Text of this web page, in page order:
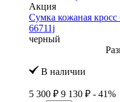
Акция
Сумка кожаная
66711j
черный
В наличии
5 300 ₽ 9 130 ₽ - 41%